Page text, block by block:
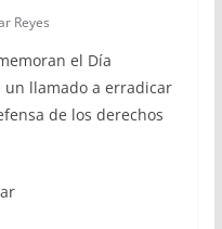
Reyes
el Día
un llamado a erradicar
de los derechos